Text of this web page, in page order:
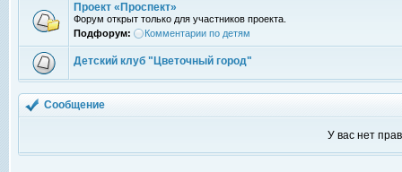
Проект «Проспект»
Форум открыт только для участников проекта.
Подфорум:
Комментарии по детям
Детский клуб "Цветочный город"
Сообщение
У вас нет